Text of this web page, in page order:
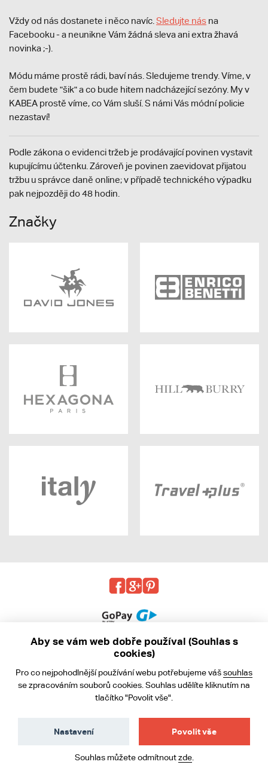
Vždy od nás dostanete i něco navíc. Sledujte nás na
Facebooku - a neunikne Vám žádná sleva ani extra žhavá
novinka ;-).
Módu máme prostě rádi, baví nás. Sledujeme trendy. Víme, v
čem budete "šik" a co bude hitem nadcházející sezóny. My v
KABEA prostě víme, co Vám sluší. S námi Vás módní policie
nezastaví!
Podle zákona o evidenci tržeb je prodávající povinen vystavit
kupujícímu účtenku. Zároveň je povinen zaevidovat přijatou
tržbu u správce daně online; v případě technického výpadku
pak nejpozději do 48 hodin.
Značky
Obchodní podmínky
Ochrana osobních údajů
Aby se vám web dobře používal (Souhlas s
cookies)
Pro co nejpohodlnější používání webu potřebujeme vášsouhlas
se zpracováním souborů cookies. Souhlas udělíte kliknutím na
tlačítko "Povolit vše".
Povolit vše
Nastavení
Souhlas můžete odmítnoutzde.